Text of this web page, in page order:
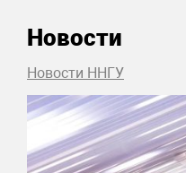
Новости
Новости ННГУ